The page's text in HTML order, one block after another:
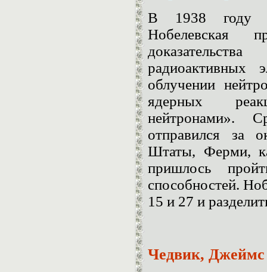
В 1938 году
Нобелевская
радиоактивных
облучении
ядерных
нейтронами».
отправился за
Штаты, Ферми,
пришлось
способностей.
15 и 27 и
Чедвик, Джеймс